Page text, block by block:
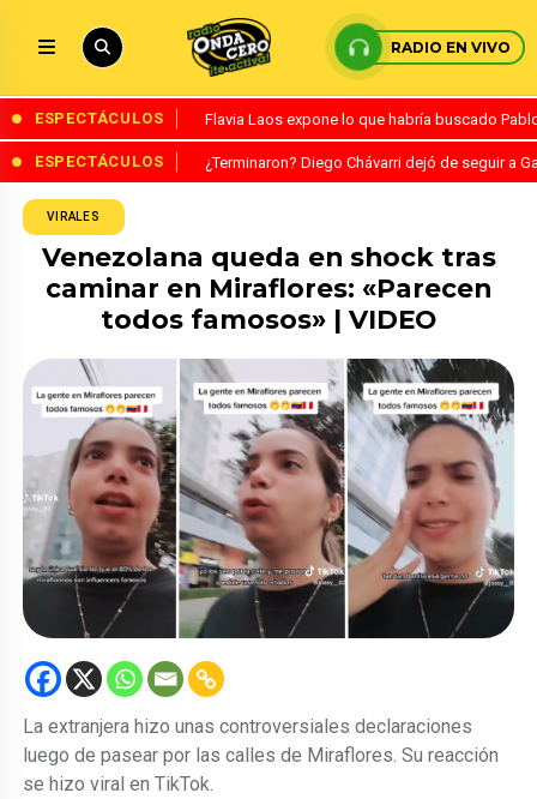
RADIO EN VIVO
ESPECTÁCULOS Flavia Laos expone lo que habría buscado
ESPECTÁCULOS ¿Terminaron? Diego Chávarri dejó de seguir a
VIRALES
Venezolana queda en shock tras
caminar en Miraflores: «Parecen
todos famosos» | VIDEO
La extranjera hizo unas controversiales declaraciones
luego de pasear por las calles de Miraflores. Su reacción
se hizo viral en TikTok.